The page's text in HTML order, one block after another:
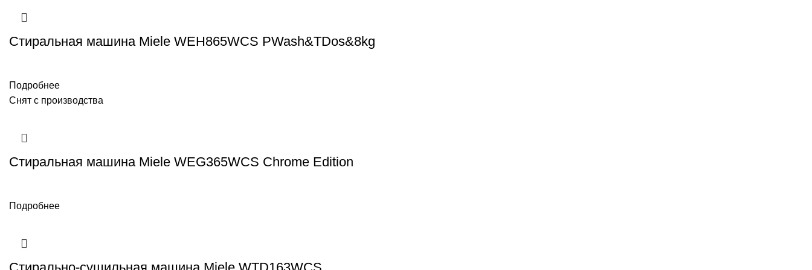
Стиральная машина Miele WEH865WCS PWash&TDos&8kg
Подробнее
Снят с производства
Стиральная машина Miele WEG365WCS Chrome Edition
Подробнее